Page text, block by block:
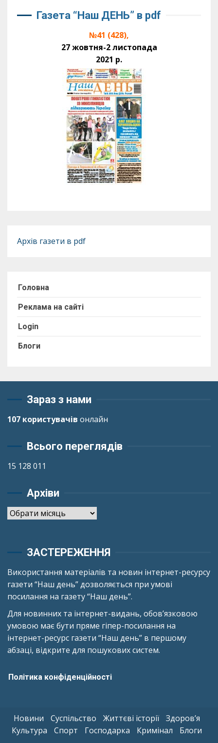
Газета “Наш ДЕНЬ” в pdf
№41 (428),
27 жовтня-2 листопада
2021 р.
Архів газети в pdf
Головна
Реклама на сайті
Login
Блоги
Зараз з нами
107 користувачів онлайн
Всього переглядів
15 128 011
Архіви
Архіви
ЗАСТЕРЕЖЕННЯ
Використання матеріалів та новин інтернет-ресурсу
газети “Наш день” дозволяється при умові
посилання на газету “Наш день”.
Для новинних та інтернет-видань, обов’язковою
умовою має бути пряме гіпер-посилання на
інтернет-ресурс газети “Наш день” в першому
абзаці, відкрите для пошукових систем.
Політика конфіденційності
Новини Суспільство Життєві історії
Здоров’я
Культура
Спорт Господарка Кримінал Блоги